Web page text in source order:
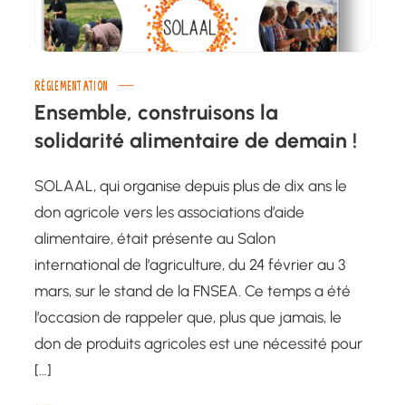
RÉGLEMENTATION
Ensemble, construisons la
solidarité alimentaire de demain !
SOLAAL, qui organise depuis plus de dix ans le
don agricole vers les associations d’aide
alimentaire, était présente au Salon
international de l’agriculture, du 24 février au 3
mars, sur le stand de la FNSEA. Ce temps a été
l’occasion de rappeler que, plus que jamais, le
don de produits agricoles est une nécessité pour
[…]